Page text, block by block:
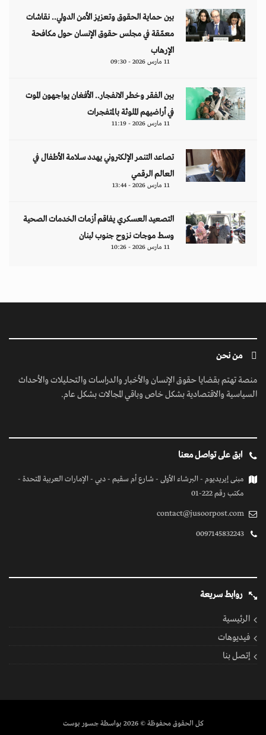
بين حماية الحقوق وتعزيز الأمن الدولي.. نقاشات
معمّقة في مجلس حقوق الإنسان حول مكافحة
الإرهاب
11 مارس 2026 - 09:30
بين الفقر وخطر الانفجار.. الأفغان يواجهون الموت
في أراضيهم الملوثة بالمتفجرات
11 مارس 2026 - 11:19
تصاعد التنمر الإلكتروني يهدد سلامة الأطفال في
العالم الرقمي
11 مارس 2026 - 13:44
التصعيد العسكري يفاقم أزمات الخدمات الصحية
وسط موجات نزوح جنوب لبنان
11 مارس 2026 - 10:26
من نحن
منصة تهتم بقضايا حقوق الإنسان والأخبار والدراسات والتحليلات والأحداث
السياسية والاقتصادية بشكل خاص وباقي المجالات بشكل عام.
ابق على تواصل معنا
مبنى إيريديوم - البرشاء الأولى - شارع أم سقيم - دبي - الإمارات العربية المتحدة -
مكتب رقم 222-01
contact@jusoorpost.com
0097145832243
روابط سريعة
الرئيسية
فيديوهات
إتصل بنا
كل الحقوق محفوظة© 2026 بواسطة جسور بوست